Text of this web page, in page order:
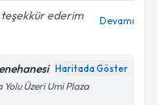
teşekkür ederim
Devamı
Haritada Göster
Üzeri Umi Plaza